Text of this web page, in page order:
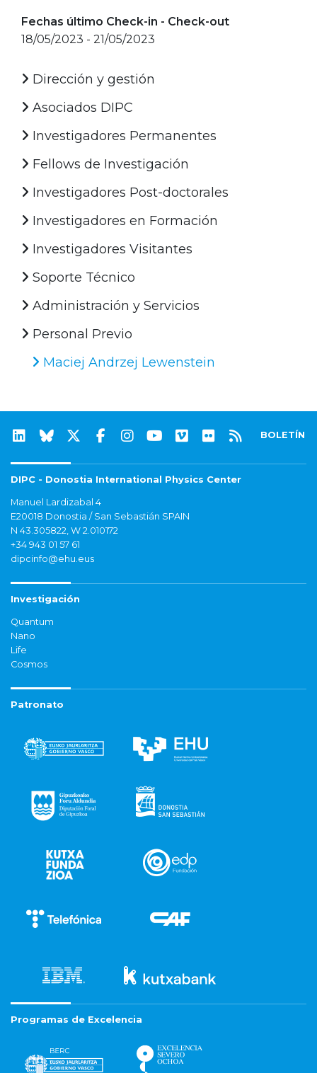
Fechas último Check-in - Check-out
18/05/2023 - 21/05/2023
Dirección y gestión
Asociados DIPC
Investigadores Permanentes
Fellows de Investigación
Investigadores Post-doctorales
Investigadores en Formación
Investigadores Visitantes
Soporte Técnico
Administración y Servicios
Personal Previo
Maciej Andrzej Lewenstein
BOLETÍN
DIPC - Donostia International Physics Center
Manuel Lardizabal 4
E20018 Donostia / San Sebastián SPAIN
N 43.305822, W 2.010172
+34 943 01 57 61
dipcinfo@ehu.eus
Investigación
Quantum
Nano
Life
Cosmos
Patronato
Programas de Excelencia